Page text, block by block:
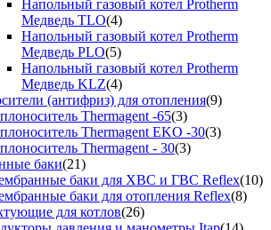
Напольный газовый котел Protherm
Медведь TLO(4)
Напольный газовый котел Protherm
Медведь PLO(5)
Напольный газовый котел Protherm
Медведь KLZ(4)
(антифриз) для отопления(9)
Thermagent -65(3)
Thermagent EKO -30(3)
Thermagent - 30(3)
баки(21)
баки для ХВС и ГВС Reflex(10)
баки для отопления Reflex(8)
для котлов(26)